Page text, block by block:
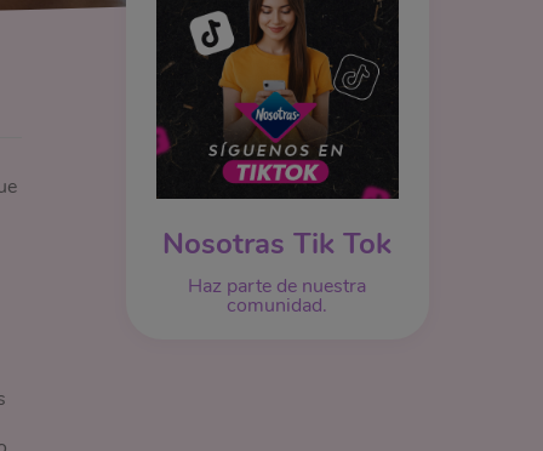
Nosotras Tik Tok
Haz parte de nuestra
comunidad.